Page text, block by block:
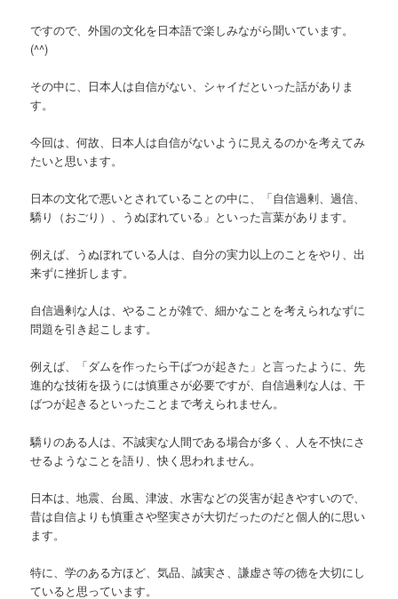
ですので、外国の文化を日本語で楽しみながら聞いています。
(^^)
その中に、日本人は自信がない、シャイだといった話がありま
す。
今回は、何故、日本人は自信がないように見えるのかを考えてみ
たいと思います。
日本の文化で悪いとされていることの中に、「自信過剰、過信、
驕り（おごり）、うぬぼれている」といった言葉があります。
例えば、うぬぼれている人は、自分の実力以上のことをやり、出
来ずに挫折します。
自信過剰な人は、やることが雑で、細かなことを考えられなずに
問題を引き起こします。
例えば、「ダムを作ったら干ばつが起きた」と言ったように、先
進的な技術を扱うには慎重さが必要ですが、自信過剰な人は、干
ばつが起きるといったことまで考えられません。
驕りのある人は、不誠実な人間である場合が多く、人を不快にさ
せるようなことを語り、快く思われません。
日本は、地震、台風、津波、水害などの災害が起きやすいので、
昔は自信よりも慎重さや堅実さが大切だったのだと個人的に思い
ます。
特に、学のある方ほど、気品、誠実さ、謙虚さ等の徳を大切にし
ていると思っています。